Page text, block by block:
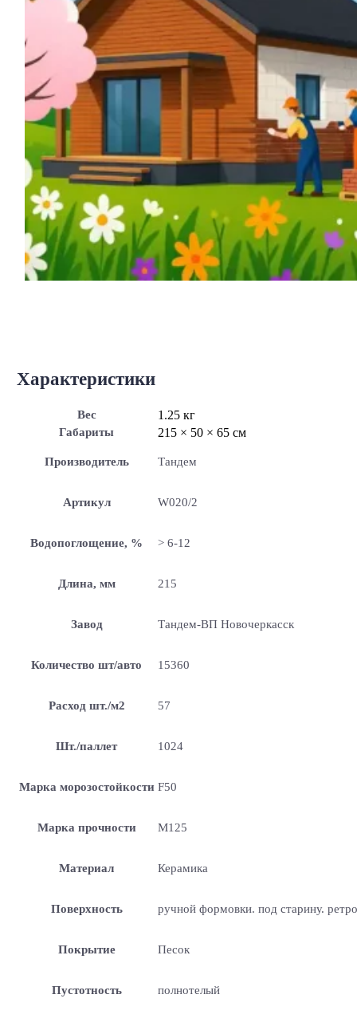
Характеристики
Вес 1.25 кг
Габариты 215 × 50 × 65 см
Производитель Тандем
Артикул W020/2
Водопоглощение, % > 6-12
Длина, мм 215
Завод Тандем-ВП Новочеркасск
Количество шт/авто 15360
Расход шт./м2 57
Шт./паллет 1024
Марка морозостойкости F50
Марка прочности М125
Материал Керамика
Поверхность ручной формовки. под старину. ретро
Покрытие Песок
Пустотность полнотелый